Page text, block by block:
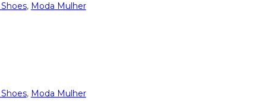
, Moda Mulher
, Moda Mulher